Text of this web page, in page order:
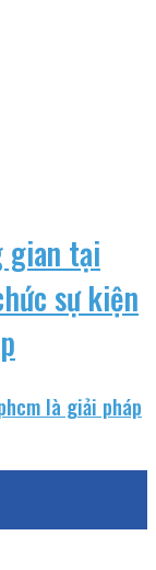
gian tại
sự kiện
là giải pháp